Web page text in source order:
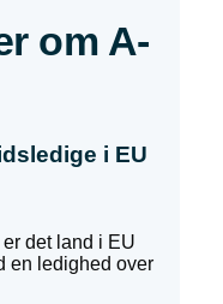
om A-
i EU
det land i EU
en ledighed over